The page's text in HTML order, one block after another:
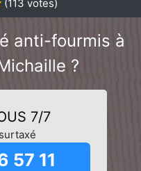
(113 votes)
anti-fourmis à
?
7/7
57 11